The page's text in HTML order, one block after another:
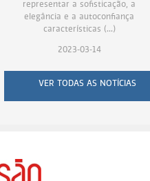
representar a sofisticação, a
elegância e a autoconfiança
características (...)
2023-03-14
VER TODAS AS NOTÍCIAS